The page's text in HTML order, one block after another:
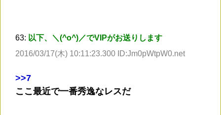
63: 以下、＼(^o^)／でVIPがお送りします
2016/03/17(木) 10:11:23.300 ID:Jm0pWtpW0.net
>>7
ここ最近で一番秀逸なレスだ